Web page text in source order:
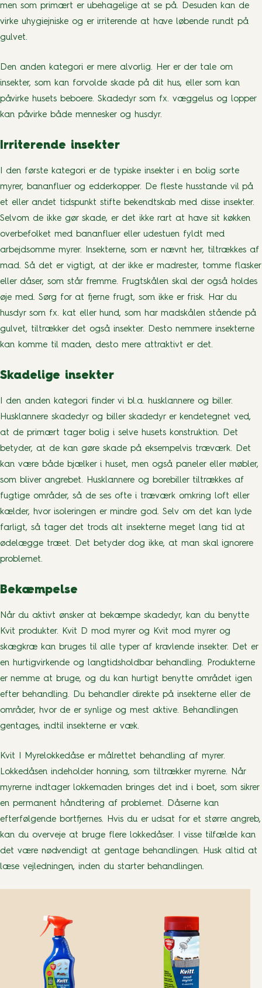
men som primært er ubehagelige at se på. Desuden kan de
virke uhygiejniske og er irriterende at have løbende rundt på
gulvet.
Den anden kategori er mere alvorlig. Her er der tale om
insekter, som kan forvolde skade på dit hus, eller som kan
påvirke husets beboere. Skadedyr som fx. væggelus og lopper
kan påvirke både mennesker og husdyr.
Irriterende insekter
I den første kategori er de typiske insekter i en bolig sorte
myrer, bananfluer og edderkopper. De fleste husstande vil på
et eller andet tidspunkt stifte bekendtskab med disse insekter.
Selvom de ikke gør skade, er det ikke rart at have sit køkken
overbefolket med bananfluer eller udestuen fyldt med
arbejdsomme myrer. Insekterne, som er nævnt her, tiltrækkes af
mad. Så det er vigtigt, at der ikke er madrester, tomme flasker
eller dåser, som står fremme. Frugtskålen skal der også holdes
øje med. Sørg for at fjerne frugt, som ikke er frisk. Har du
husdyr som fx. kat eller hund, som har madskålen stående på
gulvet, tiltrækker det også insekter. Desto nemmere insekterne
kan komme til maden, desto mere attraktivt er det.
Skadelige insekter
I den anden kategori finder vi bl.a. husklannere og biller.
Husklannere skadedyr og biller skadedyr er kendetegnet ved,
at de primært tager bolig i selve husets konstruktion. Det
betyder, at de kan gøre skade på eksempelvis træværk. Det
kan være både bjælker i huset, men også paneler eller møbler,
som bliver angrebet. Husklannere og borebiller tiltrækkes af
fugtige områder, så de ses ofte i træværk omkring loft eller
kælder, hvor isoleringen er mindre god. Selv om det kan lyde
farligt, så tager det trods alt insekterne meget lang tid at
ødelægge træet. Det betyder dog ikke, at man skal ignorere
problemet.
Bekæmpelse
Når du aktivt ønsker at bekæmpe skadedyr, kan du benytte
Kvit produkter. Kvit D mod myrer og Kvit mod myrer og
skægkræ kan bruges til alle typer af kravlende insekter. Det er
en hurtigvirkende og langtidsholdbar behandling. Produkterne
er nemme at bruge, og du kan hurtigt benytte området igen
efter behandling. Du behandler direkte på insekterne eller de
områder, hvor de er synlige og mest aktive. Behandlingen
gentages, indtil insekterne er væk.
Kvit I Myrelokkedåse er målrettet behandling af myrer.
Lokkedåsen indeholder honning, som tiltrækker myrerne. Når
myrerne indtager lokkemaden bringes det ind i boet, som sikrer
en permanent håndtering af problemet. Dåserne kan
efterfølgende bortfjernes. Hvis du er udsat for et større angreb,
kan du overveje at bruge flere lokkedåser. I visse tilfælde kan
det være nødvendigt at gentage behandlingen. Husk altid at
læse vejledningen, inden du starter behandlingen.